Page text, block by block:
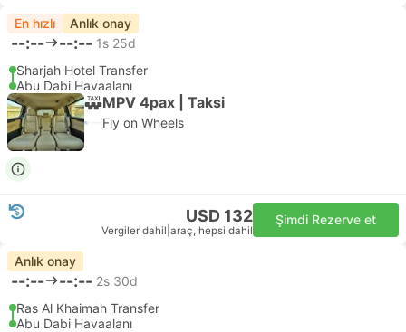
En hızlı Anlık onay
--:-- --:-- 1s 25d
Sharjah Hotel Transfer
Abu Dabi Havaalanı
MPV 4pax | Taksi
Fly on Wheels
USD 132
Vergiler dahil araç, hepsi dahil
Şimdi Rezerve et
Anlık onay
--:-- --:-- 2s 30d
Ras Al Khaimah Transfer
Abu Dabi Havaalanı